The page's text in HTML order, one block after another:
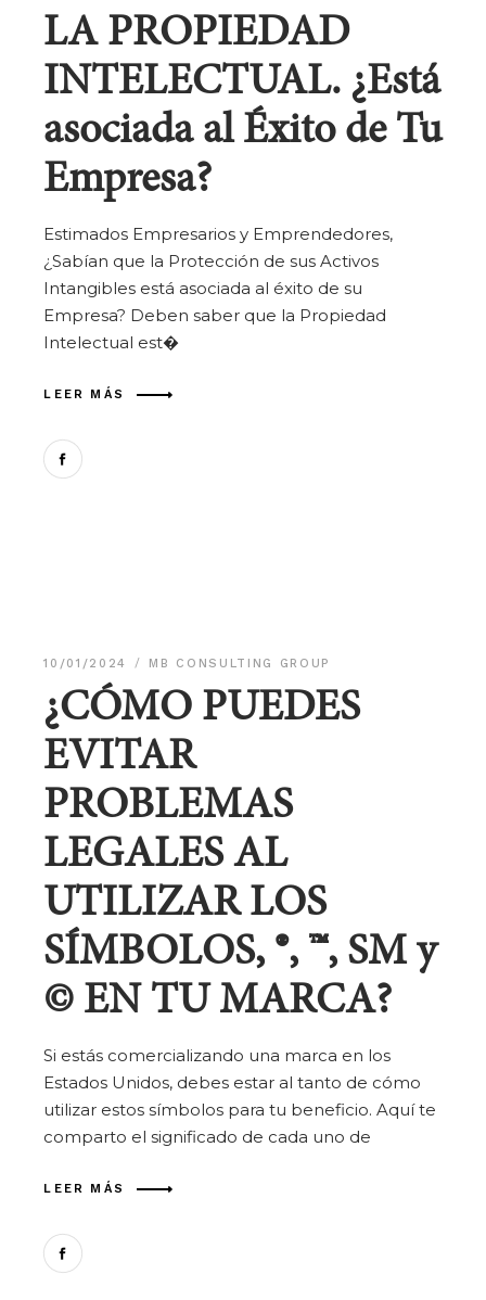
LA PROPIEDAD
INTELECTUAL. ¿Está
asociada al Éxito de Tu
Empresa?
Estimados Empresarios y Emprendedores,
¿Sabían que la Protección de sus Activos
Intangibles está asociada al éxito de su
Empresa? Deben saber que la Propiedad
Intelectual est�
LEER MÁS
10/01/2024 MB CONSULTING GROUP
¿CÓMO PUEDES
EVITAR
PROBLEMAS
LEGALES AL
UTILIZAR LOS
SÍMBOLOS, ®️, ™️, SM y
©️ EN TU MARCA?
Si estás comercializando una marca en los
Estados Unidos, debes estar al tanto de cómo
utilizar estos símbolos para tu beneficio. Aquí te
comparto el significado de cada uno de
LEER MÁS